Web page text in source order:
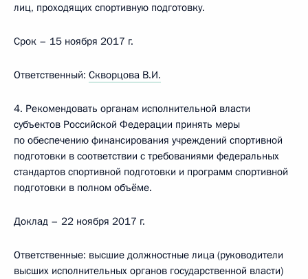
лиц, проходящих спортивную подготовку.
Срок – 15 ноября 2017 г.
Ответственный: Скворцова В.И.
4. Рекомендовать органам исполнительной власти
субъектов Российской Федерации принять меры
по обеспечению финансирования учреждений спортивной
подготовки в соответствии с требованиями федеральных
стандартов спортивной подготовки и программ спортивной
подготовки в полном объёме.
Доклад – 22 ноября 2017 г.
Ответственные: высшие должностные лица (руководители
высших исполнительных органов государственной власти)